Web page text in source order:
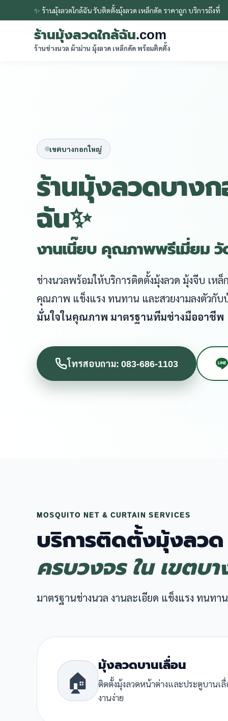
✨ ร้านมุ้งลวดใกล้ฉัน รับติดตั้งมุ้งลวด เหล็กดัด ราคาถูก บริการถึงที่
ร้านมุ้งลวดใกล้ฉัน.com
ร้านช่างนวล ผ้าม่าน มุ้งลวด เหล็กดัด พร้อมติดตั้ง
เขตบางกอกใหญ่
ร้านมุ้งลวดบาง
ฉัน✨
งานเนี๊ยบ คุณภาพพรีเมี่ยม วั
ช่างนวลพร้อมให้บริการติดตั้งมุ้งลวด มุ้งจีบ เห
คุณภาพ แข็งแรง ทนทาน และสวยงามลงตัวกั
มั่นใจในคุณภาพ มาตรฐานทีมช่างมืออาชีพ
โทรสอบถาม: 083-686-1103
MOSQUITO NET & CURTAIN SERVICES
บริการติดตั้งมุ้งลวด
ครบวงจร ใน เขตบ
มาตรฐานช่างนวล งานละเอียด แข็งแรง ทนท
🏠
มุ้งลวดบานเลื่อน
ติดตั้งมุ้งลวดหน้าต่างและประตูบานเ
งานง่าย